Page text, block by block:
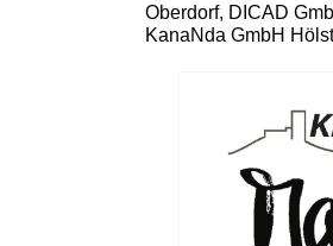
Oberdorf, DICAD
KanaNda GmbH